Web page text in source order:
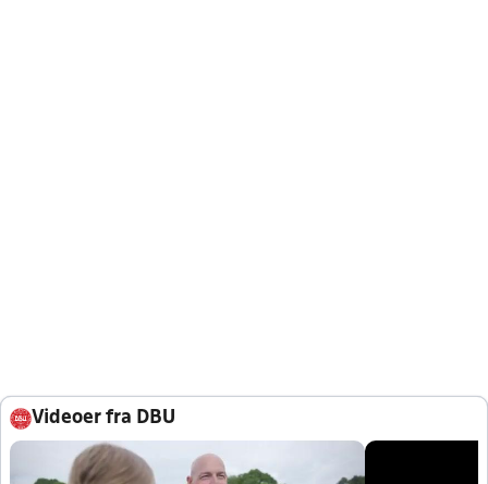
Videoer fra DBU